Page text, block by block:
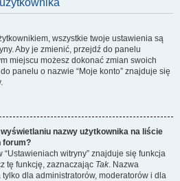
wszystkie twoje ustawienia są
Aby je zmienić, przejdź do panelu
miejscu możesz dokonać zmian swoich
panelu o nazwie “Moje konto” znajduje się
nazwy użytkownika na liście
forum?
witryny” znajduje się funkcja
tę funkcję, zaznaczając Tak. Nazwa
dla administratorów, moderatorów i dla